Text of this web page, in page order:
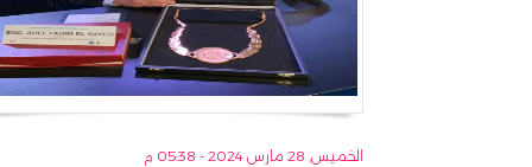
الخميس, 28 مارس 2024 - 05:38 م